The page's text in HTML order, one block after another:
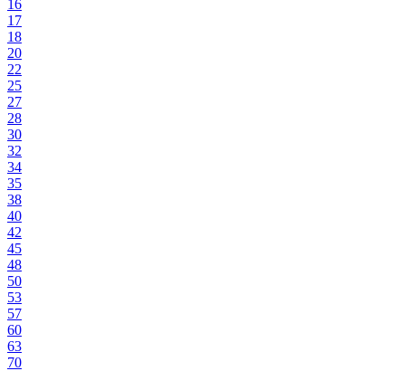
16
17
18
20
22
25
27
28
30
32
34
35
38
40
42
45
48
50
53
57
60
63
70